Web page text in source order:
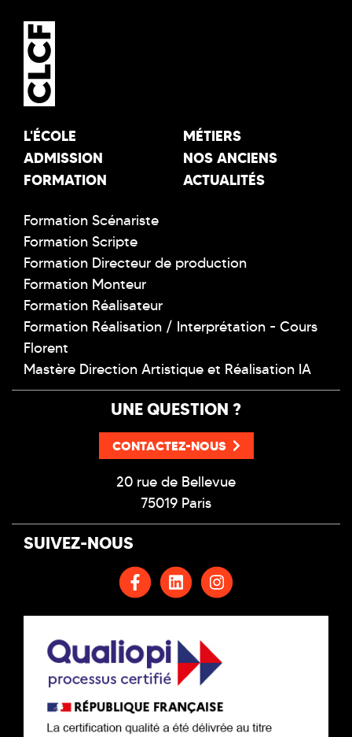
L'ÉCOLE
ADMISSION
FORMATION
MÉTIERS
NOS ANCIENS
ACTUALITÉS
Formation Scénariste
Formation Scripte
Formation Directeur de production
Formation Monteur
Formation Réalisateur
Formation Réalisation / Interprétation - Cours
Florent
Mastère Direction Artistique et Réalisation IA
UNE QUESTION ?
CONTACTEZ-NOUS
20 rue de Bellevue
75019 Paris
SUIVEZ-NOUS